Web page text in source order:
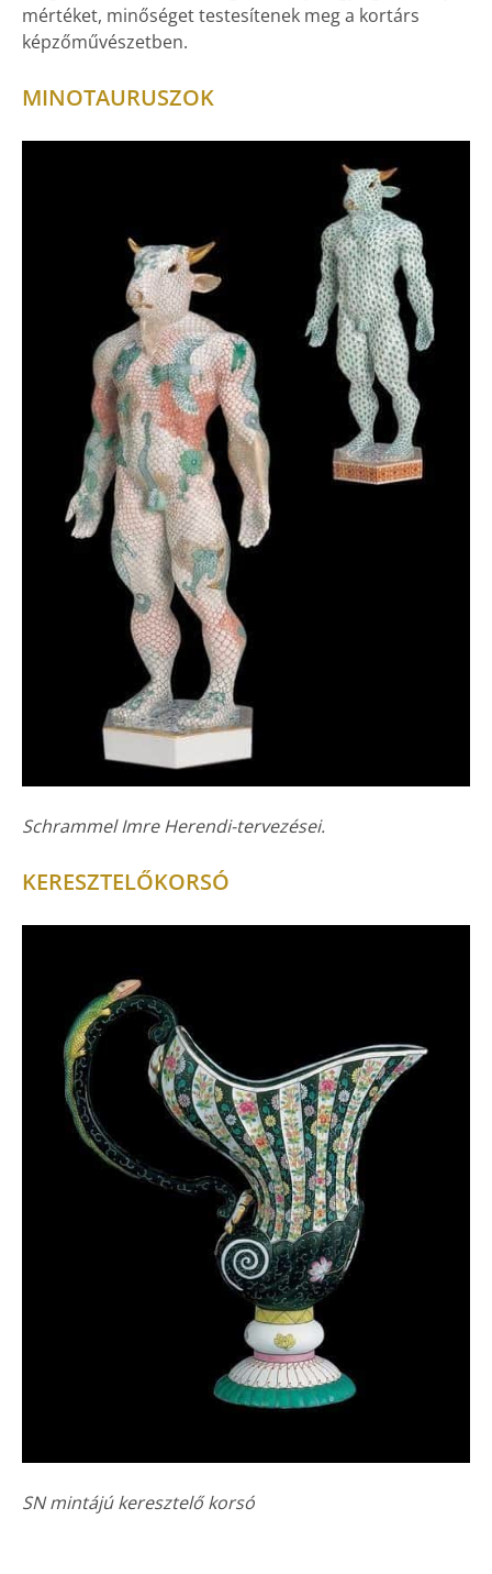
mértéket, minőséget testesítenek meg a kortárs
képzőművészetben.
MINOTAURUSZOK
Schrammel Imre Herendi-tervezései.
KERESZTELŐKORSÓ
SN mintájú keresztelő korsó